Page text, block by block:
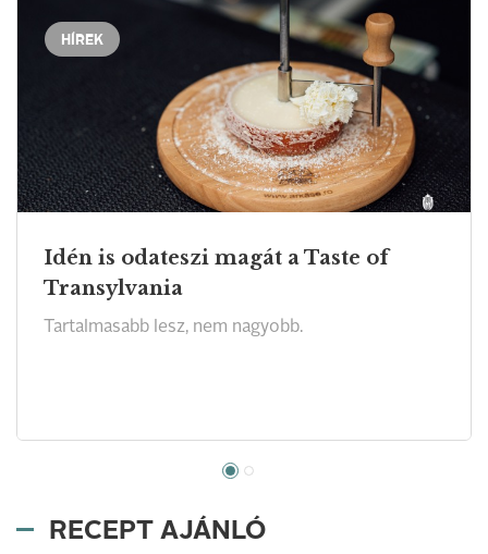
HÍREK
Idén is odateszi magát a Taste of
Transylvania
Tartalmasabb lesz, nem nagyobb.
RECEPT AJÁNLÓ